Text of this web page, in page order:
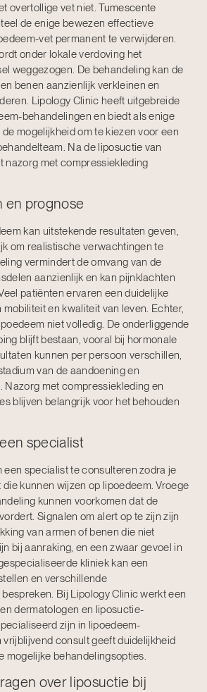
overtollige vet niet.Tumescente
de enige bewezen effectieve
vet permanent te verwijderen.
onder lokale verdoving het
weggezogen. De behandeling kan de
benen aanzienlijk verkleinen en
Lipology Clinic heeft uitgebreide
behandelingen en biedt als enige
mogelijkheid om te kiezen voor een
Na de liposuctie van
nazorg met compressiekleding
en prognose
kan uitstekende resultaten geven,
om realistische verwachtingen te
vermindert de omvang van de
aanzienlijk en kan pijnklachten
patiënten ervaren een duidelijke
en kwaliteit van leven. Echter,
niet volledig. De onderliggende
blijft bestaan, vooral bij hormonale
kunnen per persoon verschillen,
van de aandoening en
Nazorg met compressiekleding en
blijven belangrijk voor het behouden
specialist
een specialist te consulteren zodra je
kunnen wijzen op lipoedeem. Vroege
kunnen voorkomen dat de
Signalen om alert op te zijn zijn
van armen of benen die niet
bij aanraking, en een zwaar gevoel in
kliniek kan een
en verschillende
Bij Lipology Clinic werkt een
dermatologen en liposuctie-
zijn in lipoedeem-
vrijblijvend consult geeft duidelijkheid
mogelijke behandelingsopties.
over liposuctie bij